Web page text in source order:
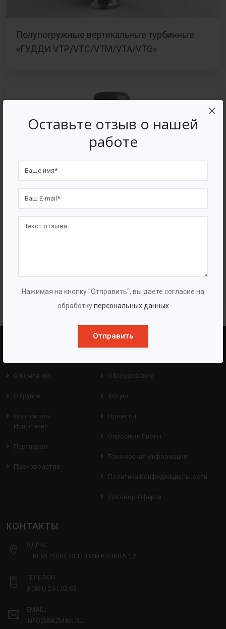
Оставьте отзыв о нашей
работе
Нажимая на кнопку "Отправить", вы даете согласие на
обработкуперсональных данных
Отправить
×
Полупогружные вертикальные турбинные
«ГУДДИ VTP/VTC/VTM/VTA/VTG»
«ГУДДИ CDLK/CDLFK»
О Компании
О Группе
Протоколы
Испытаний
Партнерам
Производство
Оборудование
Услуги
Проекты
Опросные Листы
Техническая Информация
Политика Конфиденциальности
Договор-Оферта
КОНТАКТЫ
АДРЕС:
Г. КЕМЕРОВО, ОСЕННИЙ БУЛЬВАР, 2
ТЕЛЕФОН:
8 (861) 241-02-03
EMAIL:
INFO@BAZMAN.RU